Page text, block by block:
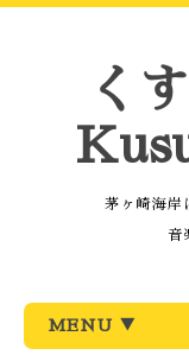
く
茅ヶ崎海岸
音
MENU ▼